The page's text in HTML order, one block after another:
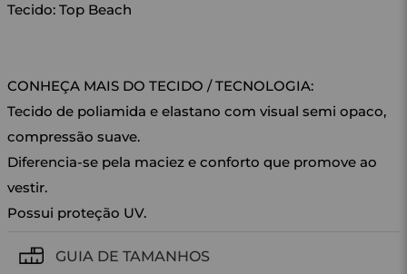
Tecido: Top Beach
CONHEÇA MAIS DO TECIDO / TECNOLOGIA:
Tecido de poliamida e elastano com visual semi opaco,
compressão suave.
Diferencia-se pela maciez e conforto que promove ao
vestir.
Possui proteção UV.
GUIA DE TAMANHOS